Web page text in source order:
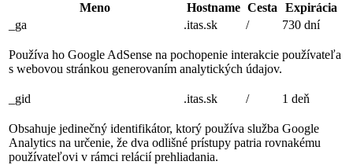
Meno Hostname Cesta
Expirácia
_ga
.itas.sk / 730 dní
Používa ho Google AdSense na pochopenie interakcie používateľa
s webovou stránkou generovaním analytických údajov.
_gid .itas.sk / 1 deň
Obsahuje jedinečný identifikátor, ktorý používa služba Google
Analytics na určenie, že dva odlišné prístupy patria rovnakému
používateľovi v rámci relácií prehliadania.